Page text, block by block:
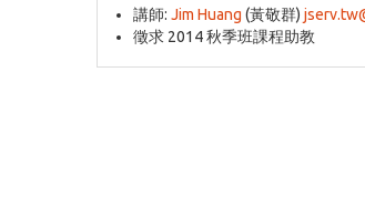
講師: Jim Huang (黃敬群)
徵求 2014 秋季班課程助教